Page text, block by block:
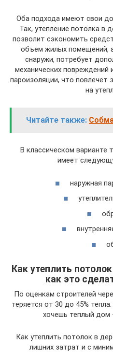
Оба подхода имеют свои
Так, утепление потолка в
позволит сэкономить
объем жилых помещений,
снаружи, потребует
механических
пароизоляции, что повлечет
на
Читайте также:
В классическом варианте
имеет
наружная
Как утеплить
как это
По оценкам строителей
теряется от 30 до 45%
хочешь теплый дом
Как утеплить потолок в
лишних затрат и с